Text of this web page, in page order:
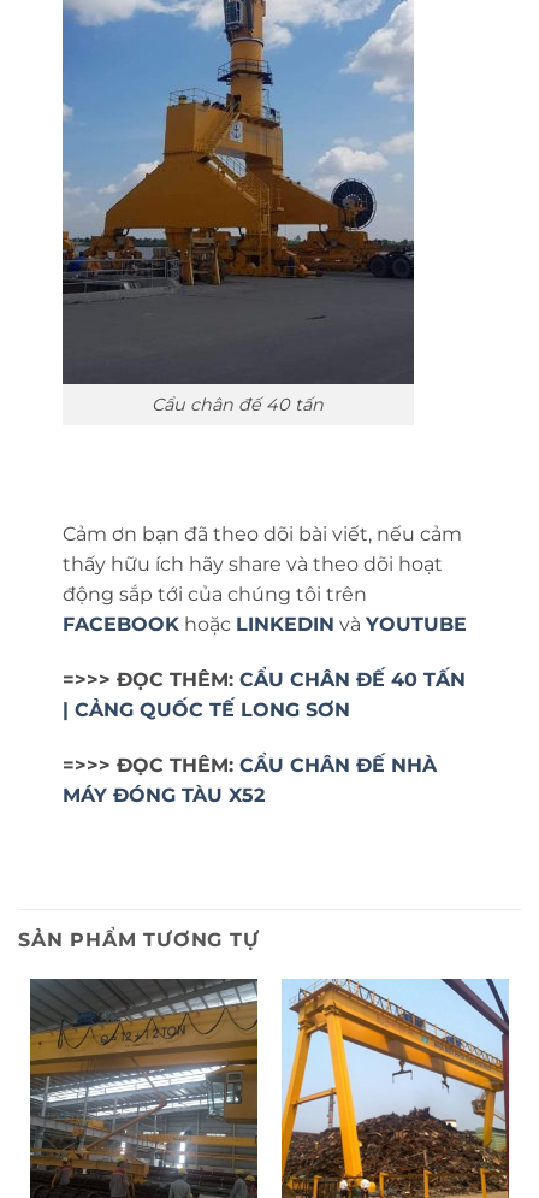
Cẩu chân đế 40 tấn
Cảm ơn bạn đã theo dõi bài viết, nếu cảm
thấy hữu ích hãy share và theo dõi hoạt
động sắp tới của chúng tôi trên
FACEBOOKhoặc LINKEDIN và YOUTUBE
=>>> ĐỌC THÊM:CẨU CHÂN ĐẾ 40 TẤN
| CẢNG QUỐC TẾ LONG SƠN
=>>> ĐỌC THÊM: CẨU CHÂN ĐẾ NHÀ
MÁY ĐÓNG TÀU X52
SẢN PHẨM TƯƠNG TỰ